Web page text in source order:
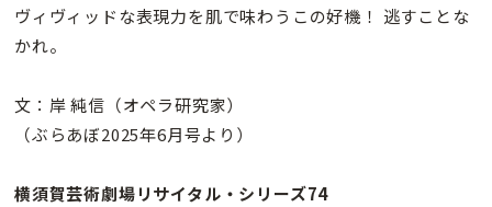
ヴィヴィッドな表現力を肌で味わうこの好機！ 逃すことな
かれ。
文：岸 純信（オペラ研究家）
（ぶらあぼ2025年6月号より）
横須賀芸術劇場リサイタル・シリーズ74